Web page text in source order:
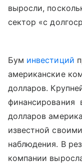
выросли,
сектор «с
Бум инвестиций
американские
долларов.
финансирования
долларов
известной
наблюдения. В
компании